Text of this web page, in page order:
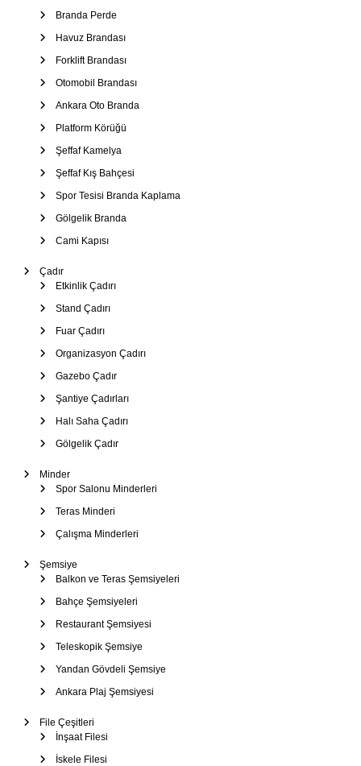
Branda Perde
Havuz Brandası
Forklift Brandası
Otomobil Brandası
Ankara Oto Branda
Platform Körüğü
Şeffaf Kamelya
Şeffaf Kış Bahçesi
Spor Tesisi Branda Kaplama
Gölgelik Branda
Cami Kapısı
Çadır
Etkinlik Çadırı
Stand Çadırı
Fuar Çadırı
Organizasyon Çadırı
Gazebo Çadır
Şantiye Çadırları
Halı Saha Çadırı
Gölgelik Çadır
Minder
Spor Salonu Minderleri
Teras Minderi
Çalışma Minderleri
Şemsiye
Balkon ve Teras Şemsiyeleri
Bahçe Şemsiyeleri
Restaurant Şemsiyesi
Teleskopik Şemsiye
Yandan Gövdeli Şemsiye
Ankara Plaj Şemsiyesi
File Çeşitleri
İnşaat Filesi
İskele Filesi